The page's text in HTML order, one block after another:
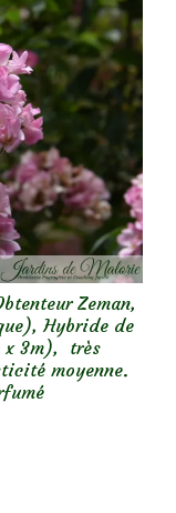
Zeman,
Hybride de
x 3m), très
moyenne.